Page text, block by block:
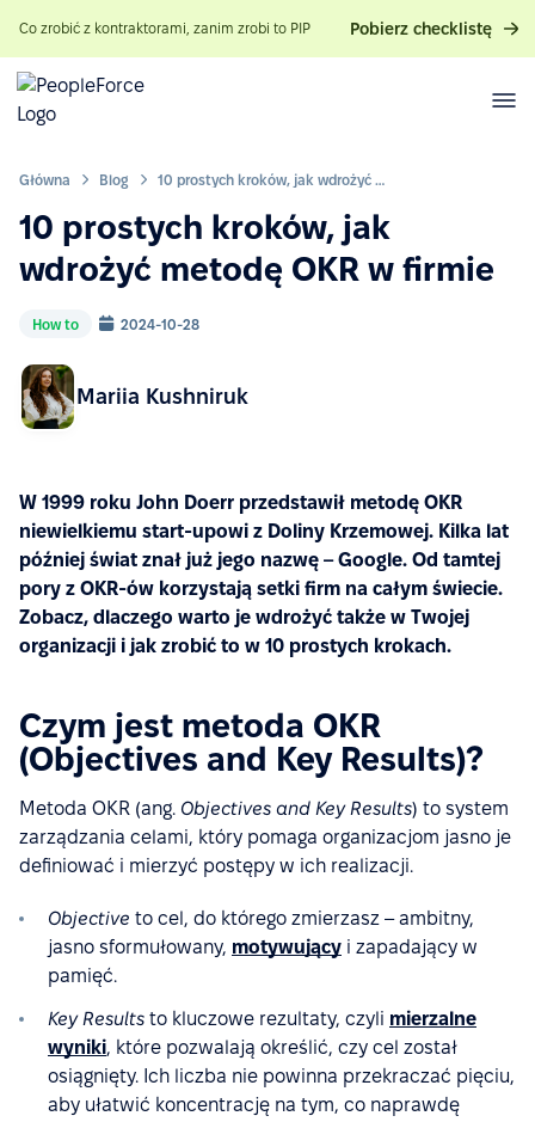
Co zrobić z kontraktorami, zanim zrobi to PIP Pobierz checklistę
Główna Blog 10 prostych kroków, jak wdrożyć metodę OKR w firmie
10 prostych kroków, jak
wdrożyć metodę OKR w firmie
How to 2024-10-28
Mariia Kushniruk
W 1999 roku John Doerr przedstawił metodę OKR
niewielkiemu start-upowi z Doliny Krzemowej. Kilka lat
później świat znał już jego nazwę – Google. Od tamtej
pory z OKR-ów korzystają setki firm na całym świecie.
Zobacz, dlaczego warto je wdrożyć także w Twojej
organizacji i jak zrobić to w 10 prostych krokach.
Czym jest metoda OKR
(Objectives and Key Results)?
Metoda OKR (ang. Objectives and Key Results) to system
zarządzania celami, który pomaga organizacjom jasno je
definiować i mierzyć postępy w ich realizacji.
Objective to cel, do którego zmierzasz – ambitny,
jasno sformułowany, motywujący i zapadający w
pamięć.
Key Results to kluczowe rezultaty, czyli mierzalne
wyniki, które pozwalają określić, czy cel został
osiągnięty. Ich liczba nie powinna przekraczać pięciu,
aby ułatwić koncentrację na tym, co naprawdę